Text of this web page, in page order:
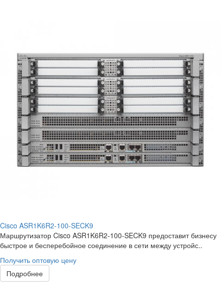
Cisco ASR1K6R2-100-SECK9
Маршрутизатор Cisco ASR1K6R2-100-SECK9 предоставит бизнесу
быстрое и бесперебойное соединение в сети между устройс..
Получить оптовую цену
Подробнее